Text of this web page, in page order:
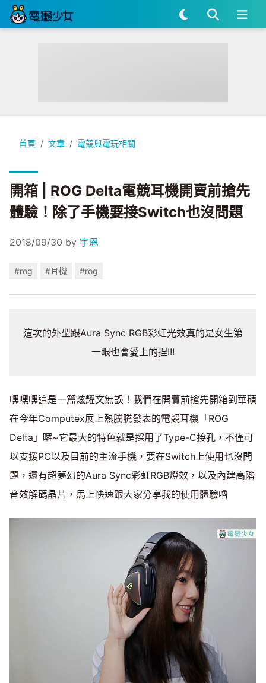
首頁 文章 電競與電玩相關
開箱 | ROG Delta電競耳機開賣前搶先體驗！除了手機要接
開箱 | ROG Delta電競耳機開賣前搶先
體驗！除了手機要接Switch也沒問題
2018/09/30 by 宇恩
#rog #耳機 #rog
這次的外型跟Aura Sync RGB彩虹光效真的是女生第
一眼也會愛上的捏!!!
嘿嘿嘿這是一篇炫耀文無誤！我們在開賣前搶先開箱到華碩
在今年Computex展上熱騰騰發表的電競耳機「ROG
Delta」囉~它最大的特色就是採用了Type-C接孔，不僅可
以支援PC以及目前的主流手機，要在Switch上使用也沒問
題，還有超夢幻的Aura Sync彩虹RGB燈效，以及內建高階
音效解碼晶片，馬上快速跟大家分享我的使用體驗嚕